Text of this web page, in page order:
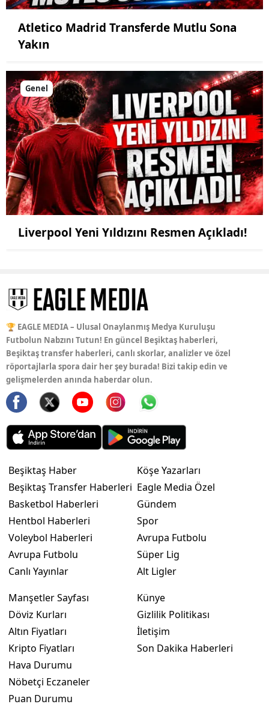
Atletico Madrid Transferde Mutlu Sona
Yakın
Genel
Liverpool Yeni Yıldızını Resmen Açıkladı!
🏆 EAGLE MEDIA – Ulusal Onaylanmış Medya Kuruluşu
Futbolun Nabzını Tutun! En güncel Beşiktaş haberleri,
Beşiktaş transfer haberleri, canlı skorlar, analizler ve özel
röportajlarla spora dair her şey burada! Bizi takip edin ve
gelişmelerden anında haberdar olun.
Beşiktaş Haber
Beşiktaş Transfer Haberleri
Basketbol Haberleri
Hentbol Haberleri
Voleybol Haberleri
Avrupa Futbolu
Canlı Yayınlar
Köşe Yazarları
Eagle Media Özel
Gündem
Spor
Avrupa Futbolu
Süper Lig
Alt Ligler
Manşetler Sayfası
Döviz Kurları
Altın Fiyatları
Kripto Fiyatları
Hava Durumu
Nöbetçi Eczaneler
Puan Durumu
Künye
Gizlilik Politikası
İletişim
Son Dakika Haberleri